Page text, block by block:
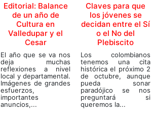
Editorial: Balance
de un año de
Cultura en
Valledupar y el
Cesar
El año que se va nos
deja muchas
reflexiones a nivel
local y departamental.
Imágenes de grandes
esfuerzos,
importantes
anuncios,...
Claves para que
los jóvenes se
decidan entre el Sí
o el No del
Plebiscito
Los colombianos
tenemos una cita
histórica el próximo 2
de octubre, aunque
pueda sonar
paradójico se nos
preguntará si
queremos la...